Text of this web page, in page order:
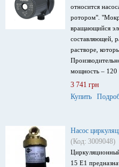
относится
ротором".
вращающийся
составляющей,
растворе,
мощность – 120
3 741 грн
Купить
Насос
(Код: 3009048)
15 E1